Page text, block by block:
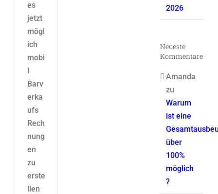
es
jetzt
mögl
ich
mobi
l
Barv
erka
ufs
Rech
nung
en
zu
erste
llen
2026
Neueste
Kommentare
Amanda
zu
Warum
ist eine
über
100%
möglich
?